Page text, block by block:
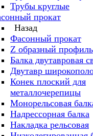
Трубы круглые
прокат
Назад
Фасонный прокат
Z образный профиль
Балка двутавровая
Двутавр
Конек плоский для
металлочерепицы
Монорельсовая
Надрессорная балка
Накладка рельсовая